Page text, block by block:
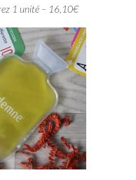
1 unité – 16,10€